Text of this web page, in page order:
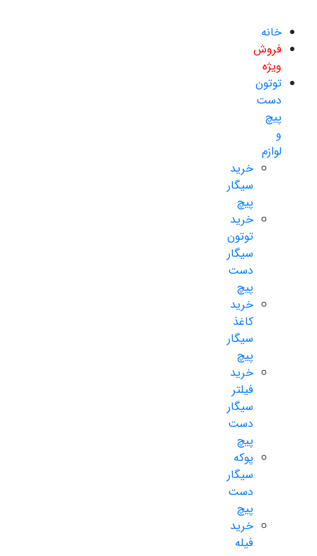
خانه
فروش
ویژه
توتون
دست
پیچ
و
لوازم
خرید
سیگار
پیچ
خرید
توتون
سیگار
دست
پیچ
خرید
کاغذ
سیگار
پیچ
خرید
فیلتر
سیگار
دست
پیچ
پوکه
سیگار
دست
پیچ
خرید
فیله